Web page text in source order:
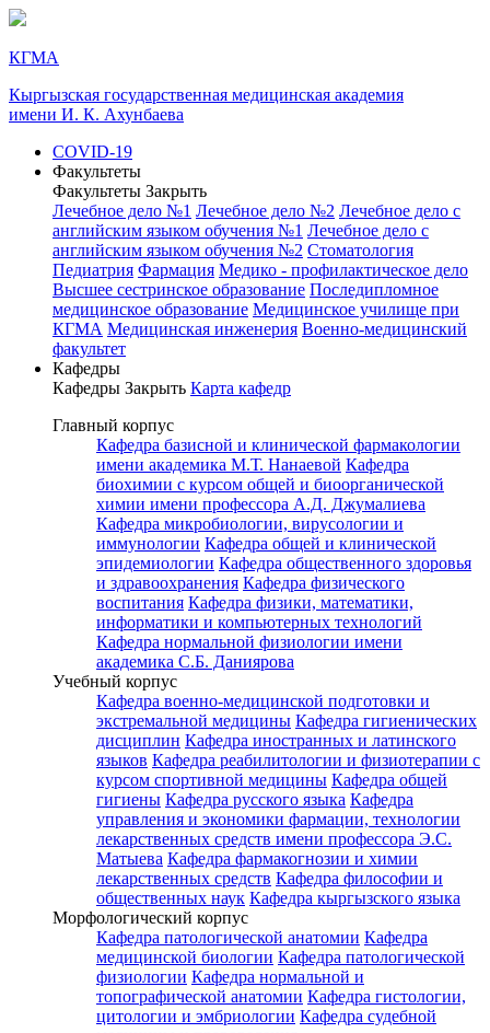
КГМА
Кыргызская государственная медицинская академия
имени И. К. Ахунбаева
COVID-19
Факультеты
Факультеты Закрыть
Лечебное дело №1 Лечебное дело №2 Лечебное дело с
английским языком обучения №1 Лечебное дело с
английским языком обучения №2 Стоматология
Педиатрия Фармация Медико - профилактическое дело
Высшее сестринское образование Последипломное
медицинское образование Медицинское училище при
КГМА Медицинская инженерия Военно-медицинский
факультет
Кафедры
Кафедры Закрыть Карта кафедр
Главный корпус
Кафедра базисной и клинической фармакологии
имени академика М.Т. Нанаевой Кафедра
биохимии с курсом общей и биоорганической
химии имени профессора А.Д. Джумалиева
Кафедра микробиологии, вирусологии и
иммунологии Кафедра общей и клинической
эпидемиологии Кафедра общественного здоровья
и здравоохранения Кафедра физического
воспитания Кафедра физики, математики,
информатики и компьютерных технологий
Кафедра нормальной физиологии имени
академика С.Б. Даниярова
Учебный корпус
Кафедра военно-медицинской подготовки и
экстремальной медицины Кафедра гигиенических
дисциплин Кафедра иностранных и латинского
языков Кафедра реабилитологии и физиотерапии с
курсом спортивной медицины Кафедра общей
гигиены Кафедра русского языка Кафедра
управления и экономики фармации, технологии
лекарственных средств имени профессора Э.С.
Матыева Кафедра фармакогнозии и химии
лекарственных средств Кафедра философии и
общественных наук Кафедра кыргызского языка
Морфологический корпус
Кафедра патологической анатомии Кафедра
медицинской биологии Кафедра патологической
физиологии Кафедра нормальной и
топографической анатомии Кафедра гистологии,
цитологии и эмбриологии Кафедра судебной